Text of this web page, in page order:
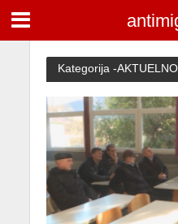
Kategorija -AKTUELNO